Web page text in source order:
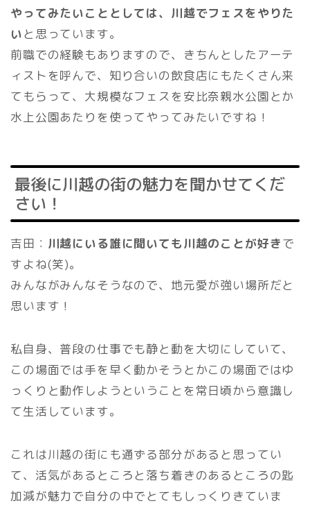
やってみたいこととしては、川越でフェスをやりた
いと思っています。
前職での経験もありますので、きちんとしたアーテ
ィストを呼んで、知り合いの飲食店にもたくさん来
てもらって、大規模なフェスを安比奈親水公園とか
水上公園あたりを使ってやってみたいですね！
最後に川越の街の魅力を聞かせてくだ
さい！
吉田： 川越にいる誰に聞いても川越のことが好きで
すよね(笑)。
みんながみんなそうなので、地元愛が強い場所だと
思います！
私自身、普段の仕事でも静と動を大切にしていて、
この場面では手を早く動かそうとかこの場面ではゆ
っくりと動作しようということを常日頃から意識し
て生活しています。
これは川越の街にも通ずる部分があると思ってい
て、活気があるところと落ち着きのあるところの匙
加減が魅力で自分の中でとてもしっくりきていま